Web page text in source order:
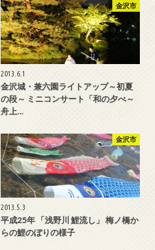
金沢市
2013.6.1
金沢城・兼六園ライトアップ～初夏
の段～ ミニコンサート「和の夕べ～
舟上…
金沢市
2013.5.3
平成25年 「浅野川 鯉流し」 梅ノ橋か
らの鯉のぼりの様子